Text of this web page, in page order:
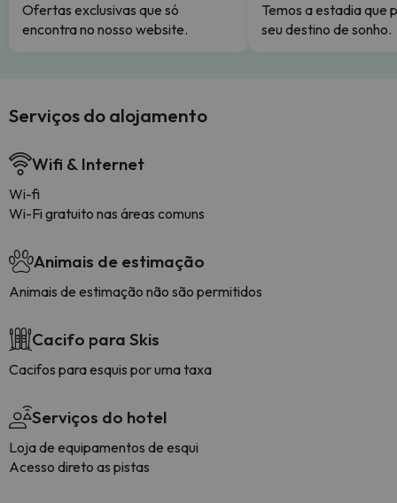
Ofertas exclusivas que só
encontra no nosso website.
Temos a estadia que
seu destino de sonho.
Serviços do alojamento
Wifi & Internet
Wi-fi
Wi-Fi gratuito nas áreas comuns
Animais de estimação
Animais de estimação não são permitidos
Cacifo para Skis
Cacifos para esquis por uma taxa
Serviços do hotel
Loja de equipamentos de esqui
Acesso direto as pistas